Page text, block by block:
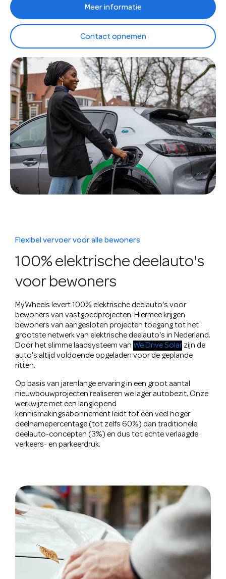
Meer informatie
Contact opnemen
Flexibel vervoer voor alle bewoners
100% elektrische deelauto's
voor bewoners
MyWheels levert 100% elektrische deelauto's voor
bewoners van vastgoedprojecten. Hiermee krijgen
bewoners van aangesloten projecten toegang tot het
grootste netwerk van elektrische deelauto's in Nederland.
Door het slimme laadsysteem van We Drive Solar zijn de
auto's altijd voldoende opgeladen voor de geplande
ritten.
Op basis van jarenlange ervaring in een groot aantal
nieuwbouwprojecten realiseren we lager autobezit. Onze
werkwijze met een langlopend
kennismakingsabonnement leidt tot een veel hoger
deelnamepercentage (tot zelfs 60%) dan traditionele
deelauto-concepten (3%) en dus tot echte verlaagde
verkeers- en parkeerdruk.